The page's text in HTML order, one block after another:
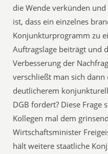
die Wende verkünden
ist, dass ein einzelnes
Konjunkturprogramm zu
Auftragslage beiträgt und
Verbesserung der
verschließt man sich
deutlicherem
DGB fordert? Diese Frage
Kollegen mal dem
Wirtschaftsminister
hält weitere staatliche